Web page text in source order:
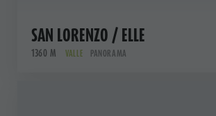
SAN LORENZO / ELLE
1360 M VALLE PANORAMA